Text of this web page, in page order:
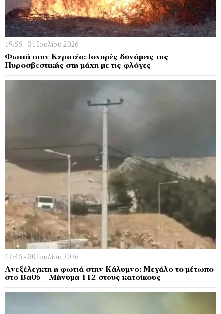
19:55 - 31 Ιουλίου 2026
Φωτιά στην Κερατέα: Ισχυρές δυνάμεις της
Πυροσβεστικής στη μάχη με τις φλόγες
17:46 - 30 Ιουλίου 2026
Ανεξέλεγκτη η φωτιά στην Κάλυμνο: Μεγάλο το μέτωπο
στο Βαθύ – Μήνυμα 112 στους κατοίκους